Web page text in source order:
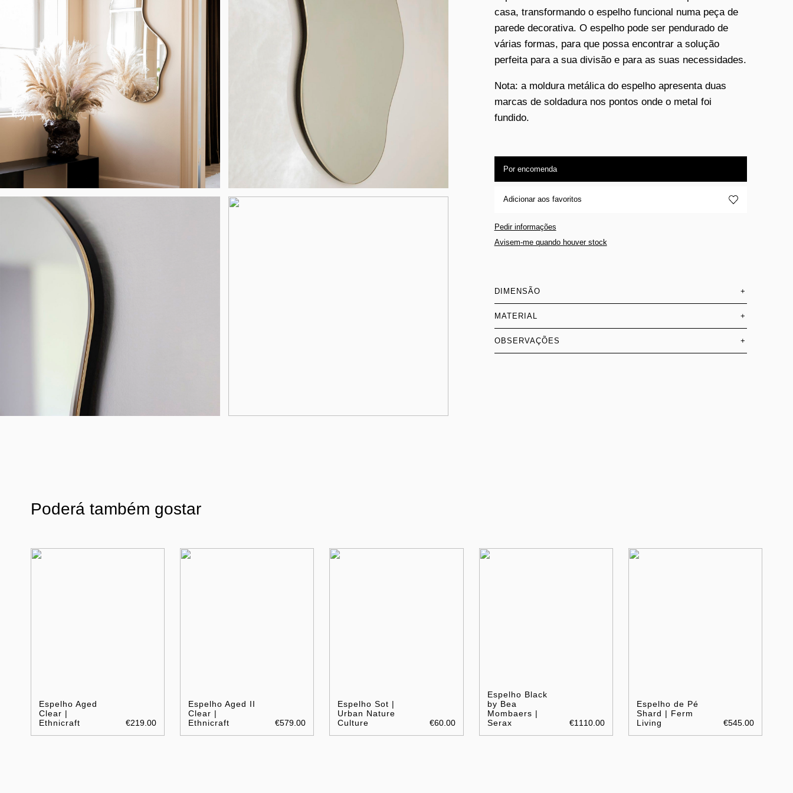
casa, transformando o espelho funcional numa peça de
parede decorativa. O espelho pode ser pendurado de
várias formas, para que possa encontrar a solução
perfeita para a sua divisão e para as suas necessidades.
Nota: a moldura metálica do espelho apresenta duas
marcas de soldadura nos pontos onde o metal foi
fundido.
Por encomenda
Adicionar aos favoritos
Pedir informações
Avisem-me quando houver stock
DIMENSÃO +
MATERIAL +
OBSERVAÇÕES +
Poderá também gostar
Espelho Aged
Clear |
Ethnicraft
€219.00
Espelho Aged II
Clear |
Ethnicraft
€579.00
Espelho Sot |
Urban Nature
Culture
€60.00
Espelho Black
by Bea
Mombaers |
Serax
€1110.00
Espelho de Pé
Shard | Ferm
Living
€545.00